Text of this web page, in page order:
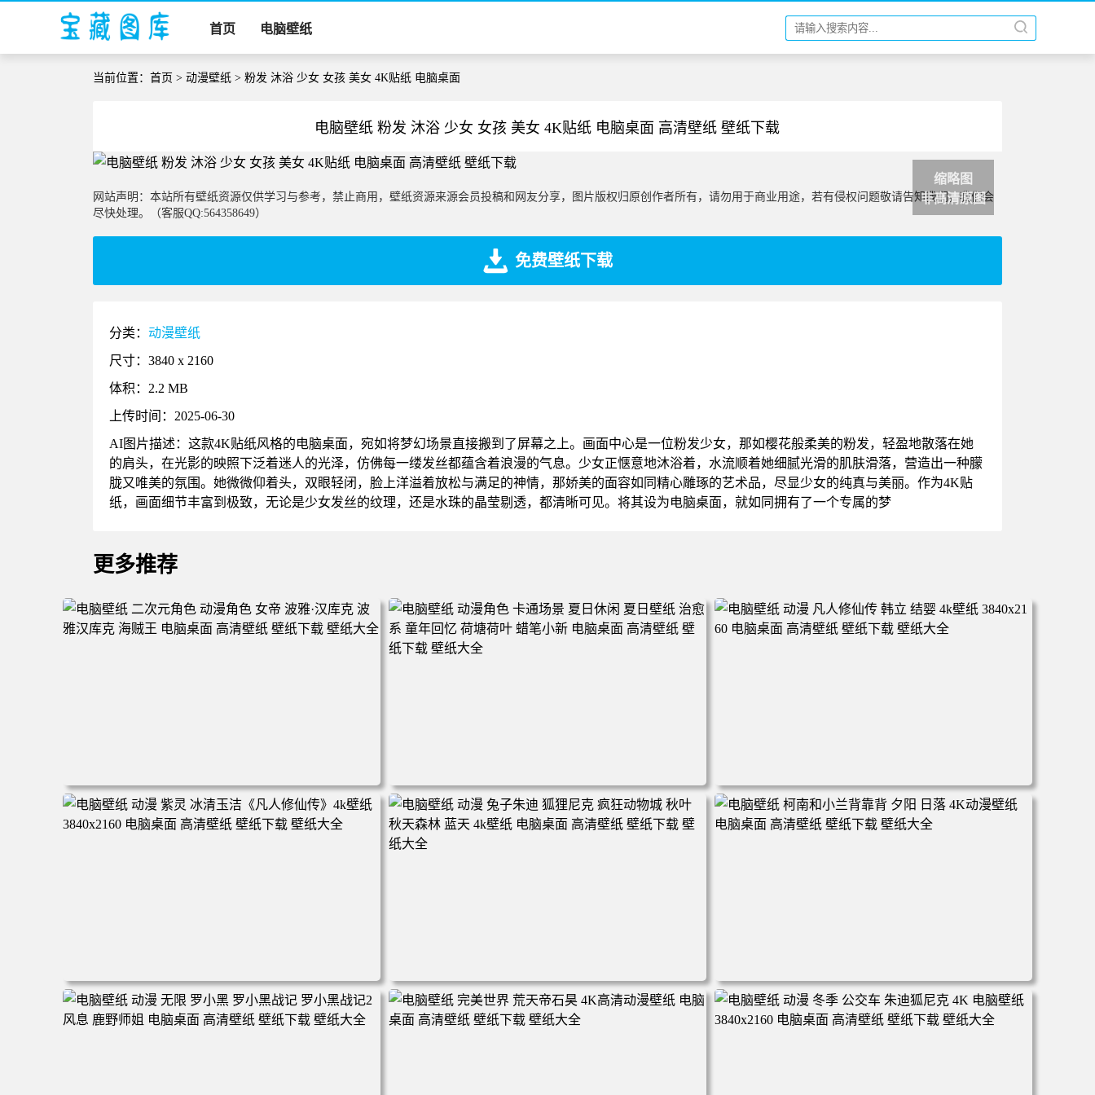
首页 电脑壁纸
当前位置：首页 >动漫壁纸 > 粉发 沐浴 少女 女孩 美女 4K贴纸 电脑桌面
电脑壁纸 粉发 沐浴 少女 女孩 美女 4K贴纸 电脑桌面 高清壁纸 壁纸下载
缩略图
非高清原图
网站声明：本站所有壁纸资源仅供学习与参考，禁止商用，壁纸资源来源会员投稿和网友分享，图片版权归原创作者所有，请勿用于商业用途，若有侵权问题敬请告知我们，我们会
尽快处理。（客服QQ:564358649）
免费壁纸下载
分类：动漫壁纸
尺寸：3840 x 2160
体积：2.2 MB
上传时间：2025-06-30
AI图片描述：这款4K贴纸风格的电脑桌面，宛如将梦幻场景直接搬到了屏幕之上。画面中心是一位粉发少女，那如樱花般柔美的粉发，轻盈地散落在她
的肩头，在光影的映照下泛着迷人的光泽，仿佛每一缕发丝都蕴含着浪漫的气息。少女正惬意地沐浴着，水流顺着她细腻光滑的肌肤滑落，营造出一种朦
胧又唯美的氛围。她微微仰着头，双眼轻闭，脸上洋溢着放松与满足的神情，那娇美的面容如同精心雕琢的艺术品，尽显少女的纯真与美丽。作为4K贴
纸，画面细节丰富到极致，无论是少女发丝的纹理，还是水珠的晶莹剔透，都清晰可见。将其设为电脑桌面，就如同拥有了一个专属的梦
更多推荐
电脑壁纸 二次元角色 动漫角色 女帝 波雅·汉库克 波雅汉库
克 海贼王 电脑桌面 高清壁纸 壁纸下载 壁纸大全
电脑壁纸 动漫角色 卡通场景 夏日休闲 夏日壁纸 治愈系 童
年回忆 荷塘荷叶 蜡笔小新 电脑桌面 高清壁纸 壁纸下载 壁
纸大全
电脑壁纸 动漫 凡人修仙传 韩立 结婴 4k壁纸 3840x2160 电
脑桌面 高清壁纸 壁纸下载 壁纸大全
电脑壁纸 动漫 紫灵 冰清玉洁《凡人修仙传》4k壁纸 3840x2
160 电脑桌面 高清壁纸 壁纸下载 壁纸大全
电脑壁纸 动漫 兔子朱迪 狐狸尼克 疯狂动物城 秋叶 秋天森
林 蓝天 4k壁纸 电脑桌面 高清壁纸 壁纸下载 壁纸大全
电脑壁纸 柯南和小兰背靠背 夕阳 日落 4K动漫壁纸 电脑桌
面 高清壁纸 壁纸下载 壁纸大全